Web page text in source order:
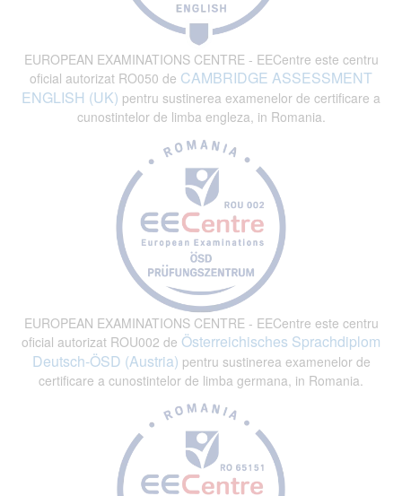
EUROPEAN EXAMINATIONS CENTRE - EECentre este centru
oficial autorizat RO050 de CAMBRIDGE ASSESSMENT
ENGLISH (UK) pentru sustinerea examenelor de certificare a
cunostintelor de limba engleza, in Romania.
EUROPEAN EXAMINATIONS CENTRE - EECentre este centru
oficial autorizat ROU002 de Österreichisches Sprachdiplom
Deutsch-ÖSD (Austria) pentru sustinerea examenelor de
certificare a cunostintelor de limba germana, in Romania.